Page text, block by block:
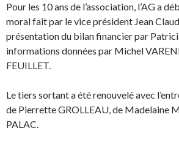
Pour les 10 ans de l’association, l’AG a
moral fait par le vice président Jean
présentation du bilan financier par
informations données par Michel
FEUILLET.
Le tiers sortant a été renouvelé avec
de Pierrette GROLLEAU, de Madelaine
PALAC.